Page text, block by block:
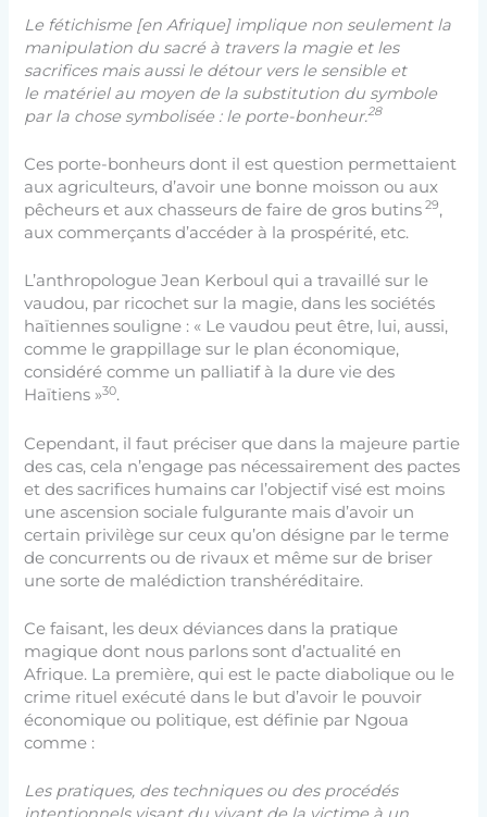
Le fétichisme [en Afrique] implique non seulement la
manipulation du sacré à travers la magie et les
sacrifices mais aussi le détour vers le sensible et
le matériel au moyen de la substitution du symbole
par la chose symbolisée : le porte-bonheur.28
Ces porte-bonheurs dont il est question permettaient
aux agriculteurs, d’avoir une bonne moisson ou aux
pêcheurs et aux chasseurs de faire de gros butins 29,
aux commerçants d’accéder à la prospérité, etc.
L’anthropologue Jean Kerboul qui a travaillé sur le
vaudou, par ricochet sur la magie, dans les sociétés
haïtiennes souligne : « Le vaudou peut être, lui, aussi,
comme le grappillage sur le plan économique,
considéré comme un palliatif à la dure vie des
Haïtiens »30.
Cependant, il faut préciser que dans la majeure partie
des cas, cela n’engage pas nécessairement des pactes
et des sacrifices humains car l’objectif visé est moins
une ascension sociale fulgurante mais d’avoir un
certain privilège sur ceux qu’on désigne par le terme
de concurrents ou de rivaux et même sur de briser
une sorte de malédiction transhéréditaire.
Ce faisant, les deux déviances dans la pratique
magique dont nous parlons sont d’actualité en
Afrique. La première, qui est le pacte diabolique ou le
crime rituel exécuté dans le but d’avoir le pouvoir
économique ou politique, est définie par Ngoua
comme :
Les pratiques, des techniques ou des procédés